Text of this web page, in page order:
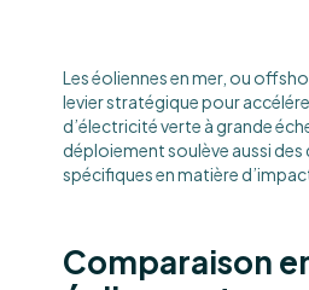
Les éoliennes en mer, ou
levier stratégique pour
d’électricité verte à grande
déploiement soulève aussi
spécifiques en matière
Comparaison